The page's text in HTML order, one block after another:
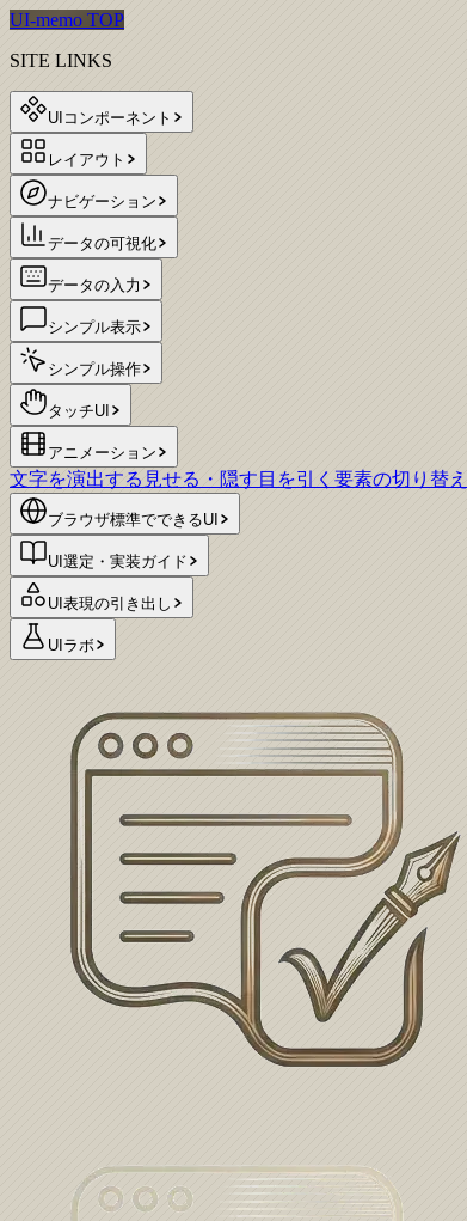
UI-memo TOP
SITE LINKS
UIコンポーネント
レイアウト
ナビゲーション
データの可視化
データの入力
シンプル表示
シンプル操作
タッチUI
アニメーション
文字を演出する 見せる・隠す 目を引く 要素の切り替え
ブラウザ標準でできるUI
UI選定・実装ガイド
UI表現の引き出し
UIラボ